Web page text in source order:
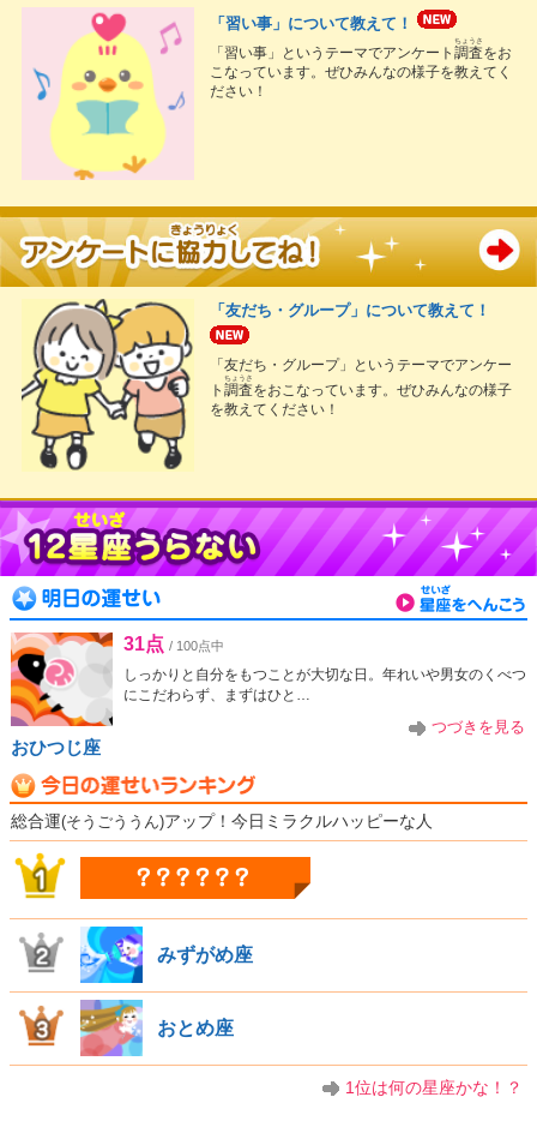
「習い事」について教えて！
「習い事」というテーマでアンケート調査
ちょうさ
をお
こなっています。ぜひみんなの様子を教えてく
ださい！
「友だち・グループ」について教えて！
「友だち・グループ」というテーマでアンケー
ト調査
ちょうさ
をおこなっています。ぜひみんなの様子
を教えてください！
おひつじ座
31点 / 100点中
しっかりと自分をもつことが大切な日。年れいや男女のくべつ
にこだわらず、まずはひと…
つづきを見る
総合運(そうごううん)アップ！今日ミラクルハッピーな人
みずがめ座
おとめ座
1位は何の星座かな！？